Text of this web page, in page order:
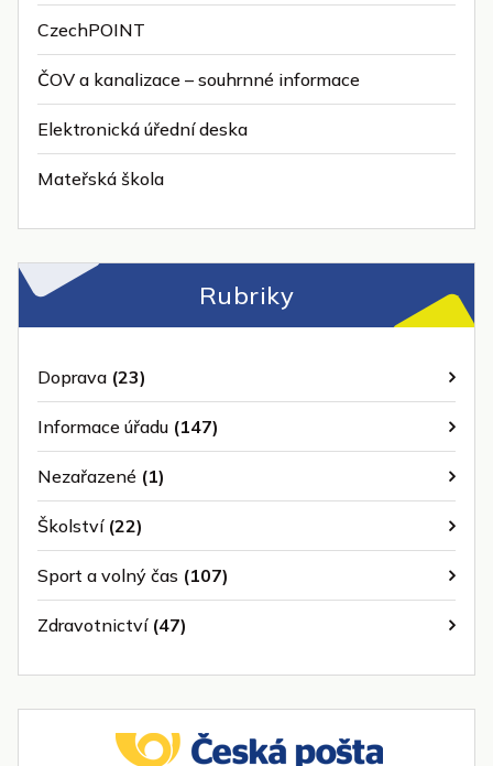
CzechPOINT
ČOV a kanalizace – souhrnné informace
Elektronická úřední deska
Mateřská škola
Rubriky
Doprava (23)
Informace úřadu (147)
Nezařazené (1)
Školství(22)
Sport a volný čas (107)
Zdravotnictví(47)